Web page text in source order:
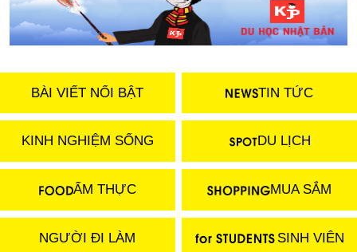
BÀI VIẾT NỔI BẬT TIN TỨC
KINH NGHIỆM SỐNG DU LỊCH
ẨM THỰC MUA SẮM
NGƯỜI ĐI LÀM SINH VIÊN